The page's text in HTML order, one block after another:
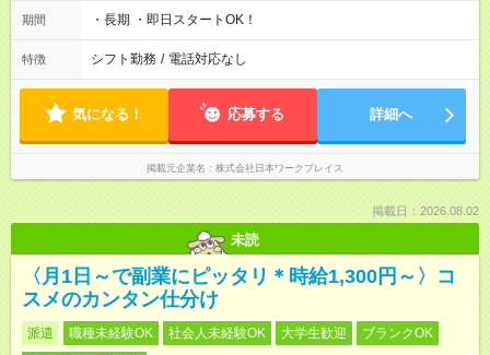
期間 ・長期 ・即日スタートOK！
特徴 シフト勤務 / 電話対応なし
気になる！ 応募する 詳細へ
掲載元企業名 株式会社日本ワークプレイス
掲載日：2026.08.02
未読
〈月1日～で副業にピッタリ＊時給1,300円～〉コ
スメのカンタン仕分け
派遣 職種未経験OK 社会人未経験OK 大学生歓迎
ブランクOK